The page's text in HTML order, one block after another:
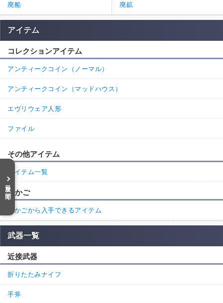
目次を開く
廃船 廃鉱
アイテム
コレクションアイテム
アンティークコイン（ノーマル）
アンティークコイン（マッドハウス）
エヴリウェア人形
ファイル
その他アイテム
アイテム一覧
鳥かご
鳥かごから入手できるアイテム
武器一覧
近接武器
折りたたみナイフ
手斧